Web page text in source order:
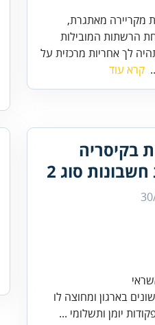
מקריירה מאתגרת,
הרשתות המובילות
לך אחריות מרכזית על
קרא עוד
בקיסריה
סוג 2
בארגון ומחוצה לו
יומן ותשלומי ...